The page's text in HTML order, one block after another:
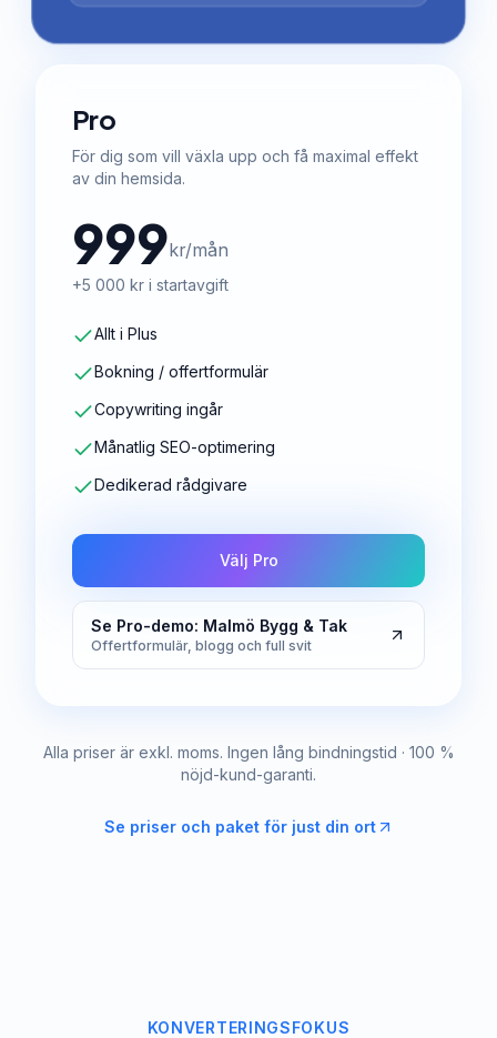
Pro
För dig som vill växla upp och få maximal effekt
av din hemsida.
999kr/mån
+5 000 kr i startavgift
Allt i Plus
Bokning / offertformulär
Copywriting ingår
Månatlig SEO-optimering
Dedikerad rådgivare
Välj Pro
Se Pro-demo: Malmö Bygg & Tak
Offertformulär, blogg och full svit
Alla priser är exkl. moms. Ingen lång bindningstid · 100 %
nöjd-kund-garanti.
Se priser och paket för just din ort
KONVERTERINGSFOKUS